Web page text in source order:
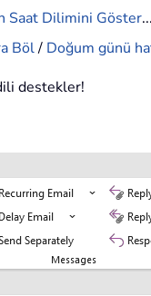
Saat Dilimini Göster...
Böl/ Doğum günü
destekler!